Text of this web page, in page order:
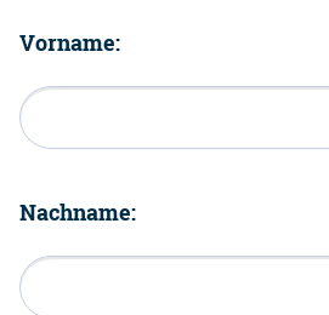
Vorname:
Nachname: